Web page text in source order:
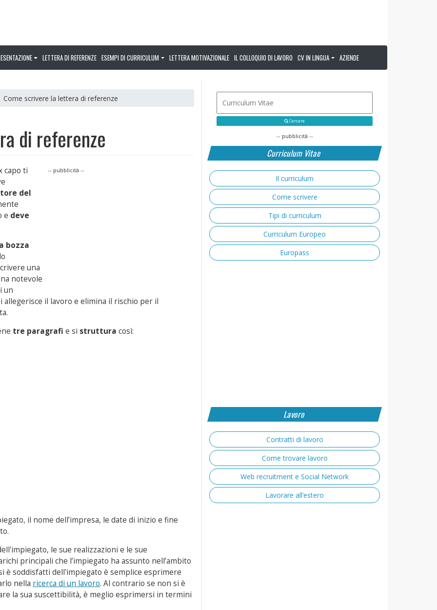
LETTERA DI REFERENZE ESEMPI DI CURRICULUM LETTERA MOTIVAZIONALE IL COLLOQUIO DI LAVORO CV IN LINGUA AZIENDE
Come scrivere la lettera di referenze
di referenze
-- pubblicità --
capo ti
del
e deve
bozza
una
notevole
un
allegerisce il lavoro e elimina il rischio per il
tre paragrafi e si struttura così:
il nome dell’impresa, le date di inizio e fine
le sue realizzazioni e le sue
principali che l’impiegato ha assunto nell’ambito
è soddisfatti dell'impiegato è semplice esprimere
nella ricerca di un lavoro. Al contrario se non si è
la sua suscettibilità, è meglio esprimersi in termini
Cercare
-- pubblicità --
Curriculum Vitae
Il curriculum
Come scrivere
Tipi di curriculum
Curriculum Europeo
Europass
Lavoro
Contratti di lavoro
Come trovare lavoro
Web recruitment e Social Network
Lavorare all’estero